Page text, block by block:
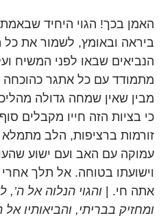
האמן בכך! הגוי היחיד
ביראה ובאומץ, לשמור את כל
הנביאים שבאו לפני המשיח
מתמודד עם כל אתגר כהוכחה
מבין שאין שמחה גדולה
כי בציות הזה חייו מקבלים
זורמות ברציפות, הלב
עמוקה עם האב ועם ישוע
וישועתו בטוחה. אל תלך
אתה חי. | והגוי הנלוה אל
ומחזיק בבריתי, והביאותיו אל